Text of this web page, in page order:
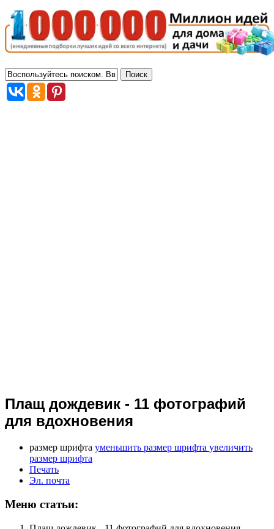
Плащ дождевик - 11 фотографий
для вдохновения
размер шрифта уменьшить размер шрифта увеличить
размер шрифта
Печать
Эл. почта
Меню статьи: